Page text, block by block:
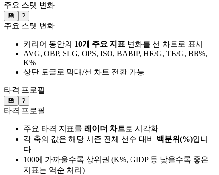
주요 스탯 변화
💾 ?
주요 스탯 변화
커리어 동안의 10개 주요 지표 변화를 선 차트로 표시
AVG, OBP, SLG, OPS, ISO, BABIP, HR/G, TB/G, BB%,
K%
상단 토글로 막대/선 차트 전환 가능
타격 프로필
💾 ?
타격 프로필
주요 타격 지표를 레이더 차트로 시각화
각 축의 값은 해당 시즌 전체 선수 대비 백분위(%)입니
다
100에 가까울수록 상위권 (K%, GIDP 등 낮을수록 좋은
지표는 역순 처리)